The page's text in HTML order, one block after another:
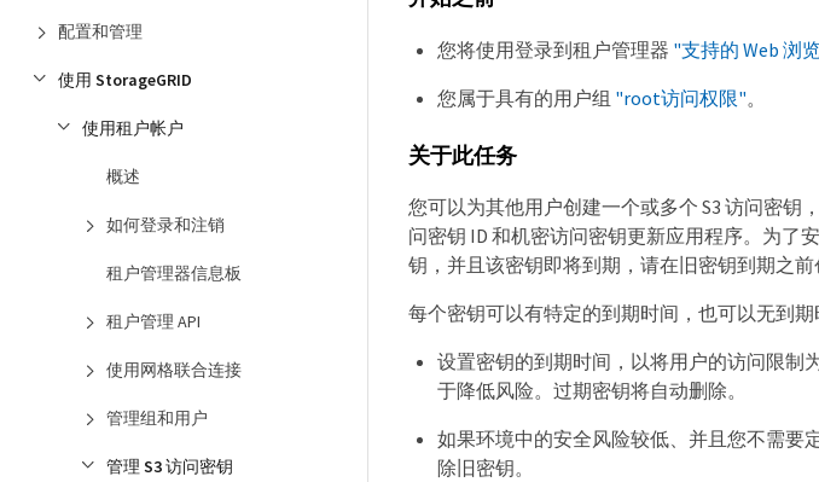
配置和管理
使用 StorageGRID
使用租户帐户
概述
如何登录和注销
租户管理器信息板
租户管理 API
使用网格联合连接
管理组和用户
管理 S3 访问密钥
您将使用登录到租户管理器 "支持的 Web 浏
您属于具有的用户组 "root访问权限"。
关于此任务
您可以为其他用户创建一个或多个 S3 访问密
问密钥 ID 和机密访问密钥更新应用程序。为了
钥，并且该密钥即将到期，请在旧密钥到期之前
每个密钥可以有特定的到期时间，也可以无到
设置密钥的到期时间，以将用户的访问限制
于降低风险。过期密钥将自动删除。
如果环境中的安全风险较低、并且您不需要
除旧密钥。